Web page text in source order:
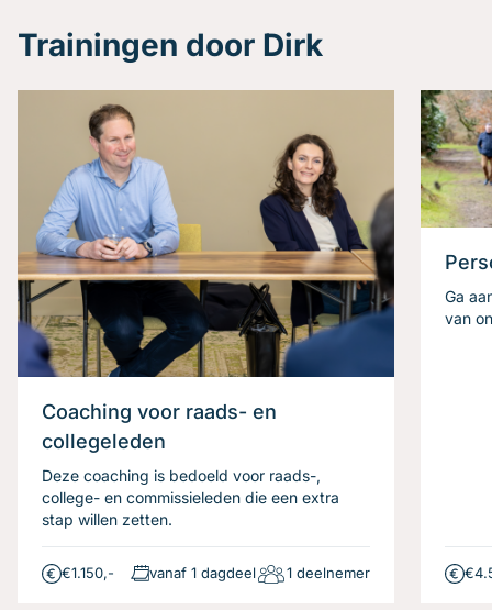
Trainingen door Dirk
Coaching voor raads- en
collegeleden
Deze coaching is bedoeld voor raads-,
college- en commissieleden die een extra
stap willen zetten.
€1.150,- vanaf 1 dagdeel 1 deelnemer
Ga
van